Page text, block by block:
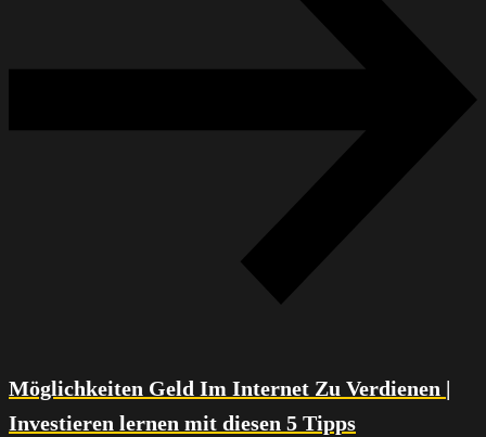
Möglichkeiten Geld Im Internet Zu Verdienen |
Investieren lernen mit diesen 5 Tipps